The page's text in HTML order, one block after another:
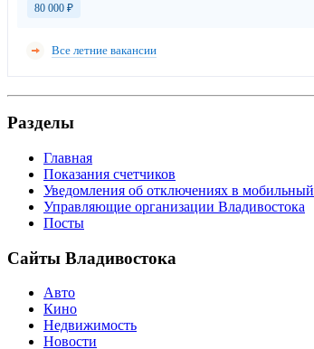
80 000 ₽
Все летние вакансии
Разделы
Главная
Показания счетчиков
Уведомления об отключениях в мобильный
Управляющие организации Владивостока
Посты
Сайты Владивостока
Авто
Кино
Недвижимость
Новости